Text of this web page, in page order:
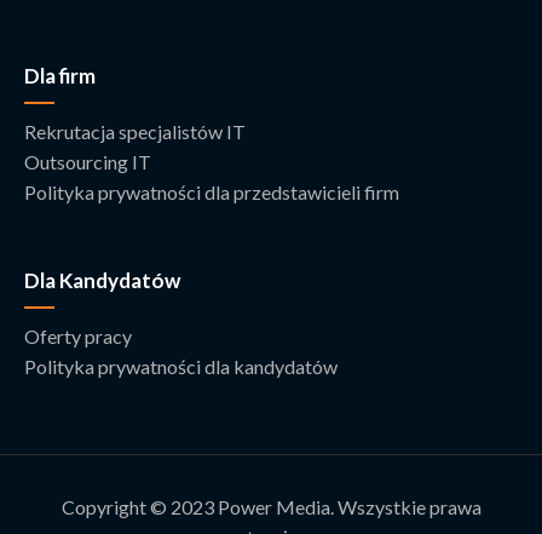
Dla firm
Rekrutacja specjalistów IT
Outsourcing IT
Polityka prywatności dla przedstawicieli firm
Dla Kandydatów
Oferty pracy
Polityka prywatności dla kandydatów
Copyright © 2023 Power Media. Wszystkie prawa